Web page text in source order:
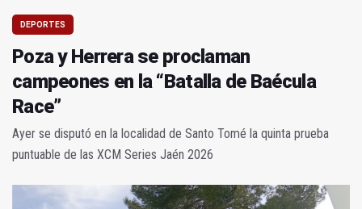
DEPORTES
Poza y Herrera se proclaman
campeones en la “Batalla de Baécula
Race”
Ayer se disputó en la localidad de Santo Tomé la quinta prueba
puntuable de las XCM Series Jaén 2026